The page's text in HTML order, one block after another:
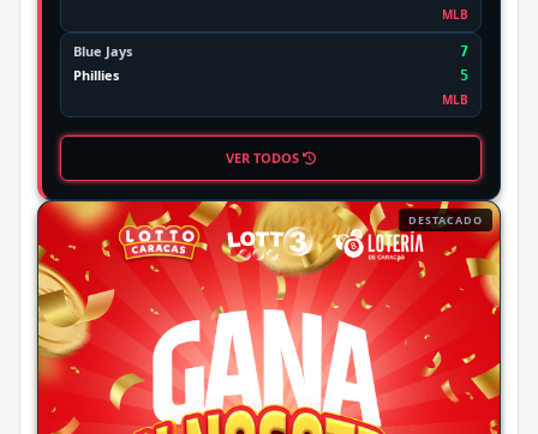
MLB
Blue Jays 7
Phillies
5
MLB
VER TODOS
DESTACADO